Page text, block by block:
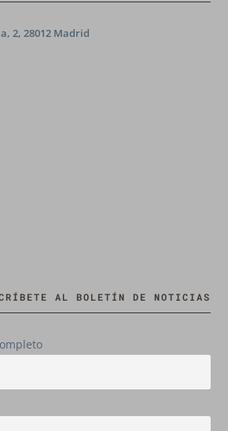
2, 28012 Madrid
AL BOLETÍN DE NOTICIAS